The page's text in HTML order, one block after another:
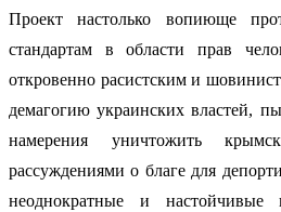
Проект настолько вопиюще
стандартам в области прав
откровенно расистским и
демагогию украинских властей,
намерения уничтожить
рассуждениями о благе для
неоднократные и настойчивые